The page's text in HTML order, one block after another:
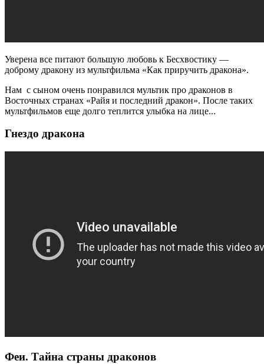
Уверена все питают большую любовь к Бесхвостику —
доброму дракону из мультфильма «Как приручить дракона».
Нам с сыном очень понравился мультик про драконов в
Восточных странах «Райя и последний дракон». После таких
мультфильмов еще долго теплится улыбка на лице...
Гнездо дракона
Феи. Тайна страны драконов